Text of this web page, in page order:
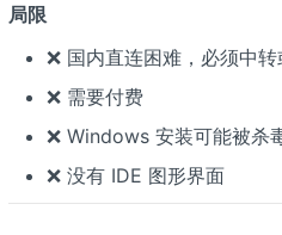
局限
❌ 国内直连困难，必须中
❌ 需要付费
❌ Windows 安装可能被杀
❌ 没有 IDE 图形界面